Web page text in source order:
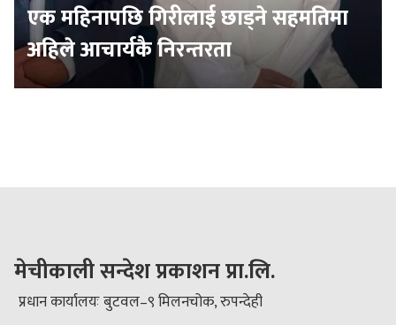
एक महिनापछि गिरीलाई छाड्ने सहमतिमा
अहिले आचार्यकै निरन्तरता
मेचीकाली सन्देश प्रकाशन प्रा.लि.
प्रधान कार्यालयः बुटवल–९ मिलनचोक, रुपन्देही